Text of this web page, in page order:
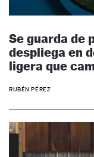
Se guarda de
despliega en
ligera que
RUBÉN PÉREZ